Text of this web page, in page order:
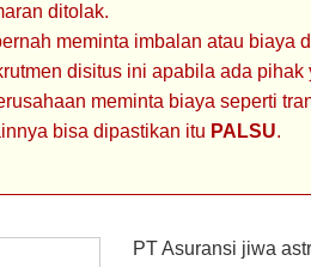
ditolak.
meminta imbalan atau biaya
disitus ini apabila ada pihak
meminta biaya seperti
bisa dipastikan itu PALSU.
PT Asuransi jiwa